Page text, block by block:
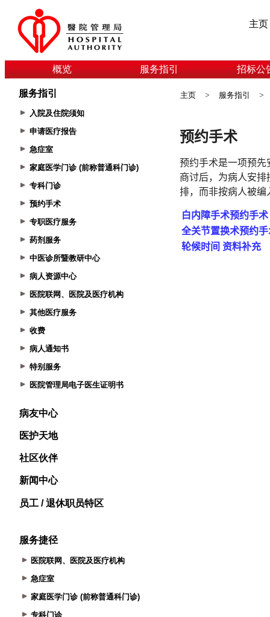
主页
概览 服务指引 招标公
服务指引
入院及住院须知
申请医疗报告
急症室
家庭医学门诊 (前称普通科门诊)
专科门诊
预约手术
专职医疗服务
药剂服务
中医诊所暨教研中心
病人资源中心
医院联网、医院及医疗机构
其他医疗服务
收费
病人通知书
特别服务
医院管理局电子医生证明书
病友中心
医护天地
社区伙伴
新闻中心
员工 / 退休职员特区
服务捷径
医院联网、医院及医疗机构
急症室
家庭医学门诊 (前称普通科门诊)
专科门诊
主页 > 服务指引 >